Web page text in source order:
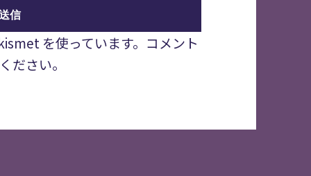
を使っています。 コメント
ださい。